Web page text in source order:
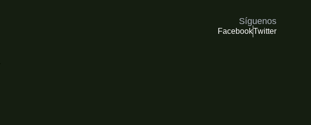
Síguenos
FacebookTwitter